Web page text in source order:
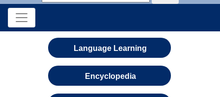
Language Learning
Encyclopedia